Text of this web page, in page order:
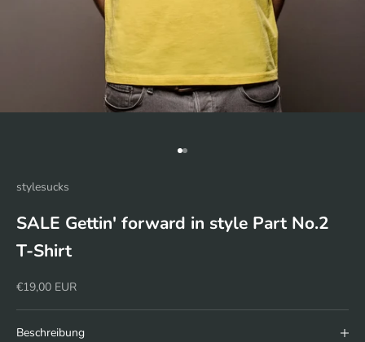
Gehe zu Element 1
Gehe zu Element 2
stylesucks
SALE Gettin' forward in style Part No.2
T-Shirt
Angebot
€19,00 EUR
Beschreibung